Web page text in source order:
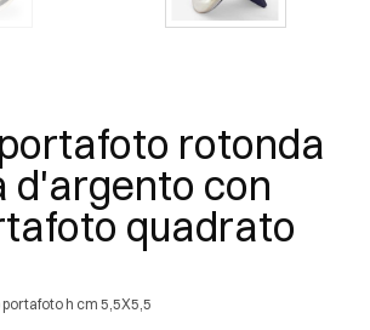
rotonda
d'argento con
quadrato
h cm 5,5X5,5